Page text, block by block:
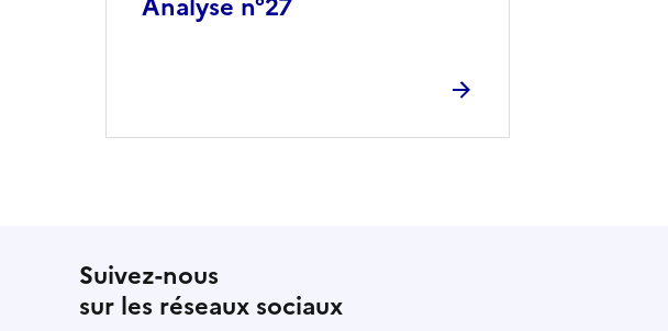
Suivez-nous
sur les réseaux sociaux